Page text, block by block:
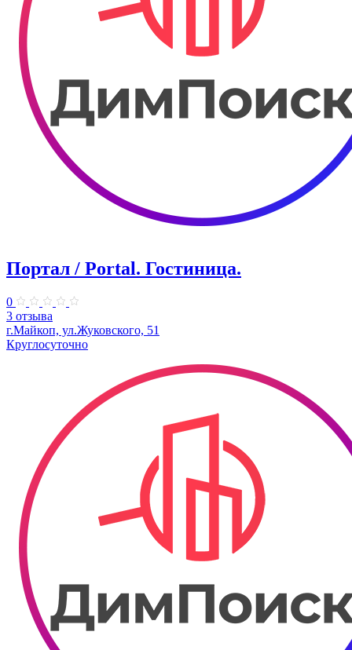
Портал / Portal. Гостиница.
0
3 отзыва
г.Майкоп, ул.Жуковского, 51
Круглосуточно